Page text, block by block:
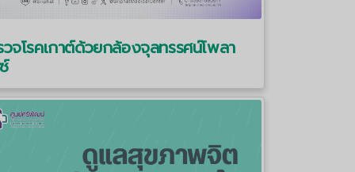
จโรคเกาต์ด้วยกล้องจุลทรรศน์โพลา